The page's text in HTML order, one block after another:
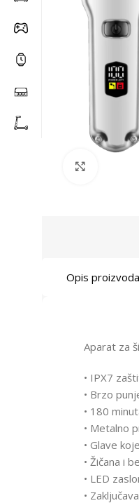
Opis proizvoda
Aparat za
• IPX7
• Brzo
• 180
• Metalno
• Glave
• Žičana i
• LED
•